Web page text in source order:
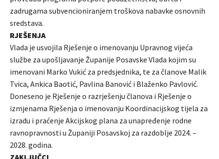
zadrugama subvencioniranjem troškova nabavke osnovnih
sredstava.
RJEŠENJA
Vlada je usvojila Rješenje o imenovanju Upravnog vijeća
službe za upošljavanje Županije Posavske Vlada kojim su
imenovani Marko Vukić za predsjednika, te za članove Malik
Tvica, Ankica Baotić, Pavlina Banović i Blaženko Pavlović.
Doneseno je Rješenje o razrješenju članova i Rješenje o
izmjenama Rješenja o imenovanju Koordinacijskog tijela za
izradu i praćenje Akcijskog plana za unapređenje rodne
ravnopravnosti u Županiji Posavskoj za razdoblje 2024. –
2028. godina.